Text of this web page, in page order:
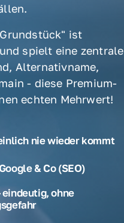
ist
spielt eine zentrale
Alternativname,
- diese Premium-
echten Mehrwert!
nie wieder kommt
& Co (SEO)
ohne